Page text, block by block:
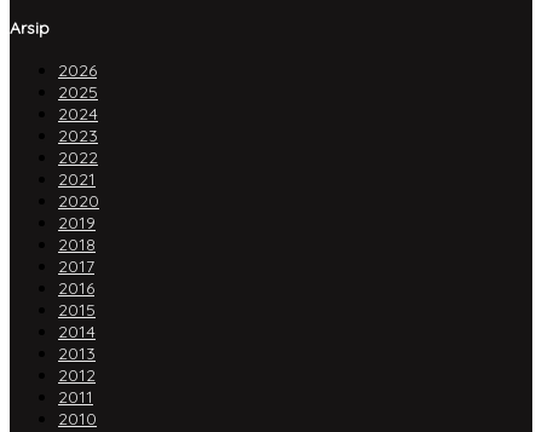
Arsip
2026
2025
2024
2023
2022
2021
2020
2019
2018
2017
2016
2015
2014
2013
2012
2011
2010